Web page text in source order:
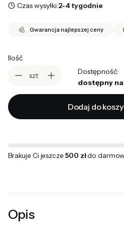
Czas wysyłki:2-4 tygodnie
Gwarancja najlepszej ceny
Ilość
szt
Dostępność:
dostępny
Dodaj do
Brakuje Ci jeszcze 500 złdo
Opis